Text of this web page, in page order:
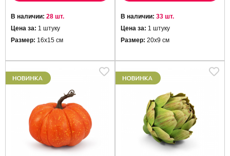
В наличии: 28 шт.
Цена за: 1 штуку
Размер: 16х15 см
В наличии: 33 шт.
Цена за: 1 штуку
Размер: 20х9 см